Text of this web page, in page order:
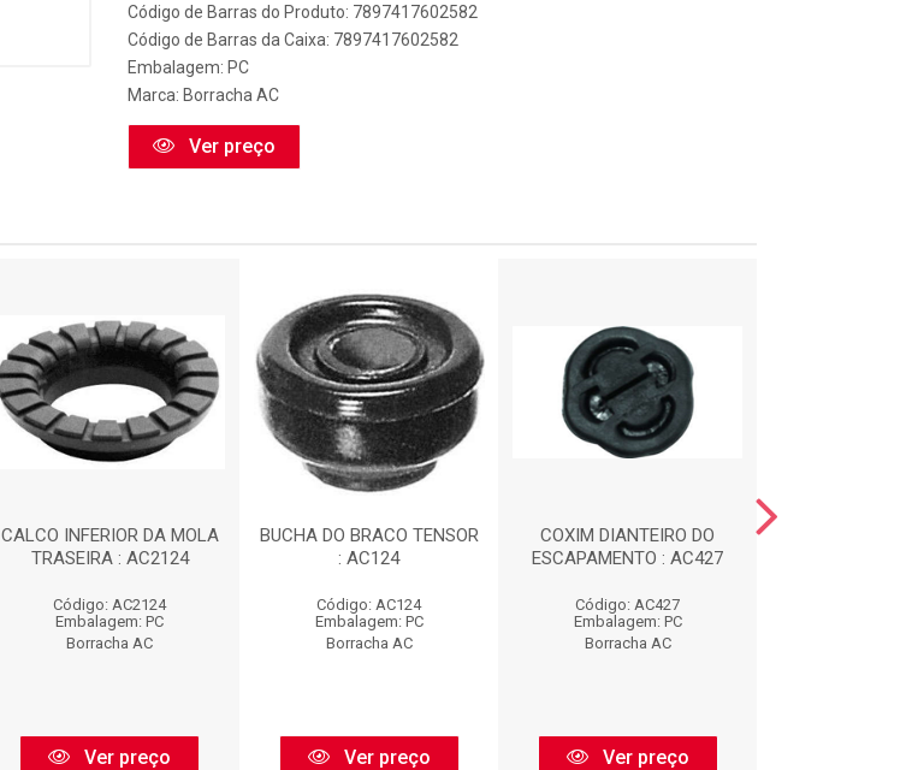
Código de Barras do Produto: 7897417602582
Código de Barras da Caixa: 7897417602582
Embalagem: PC
Marca: Borracha AC
Ver preço
CALCO INFERIOR DA MOLA
TRASEIRA : AC2124
Código: AC2124
Embalagem: PC
Borracha AC
Ver preço
BUCHA DO BRACO TENSOR
: AC124
Código: AC124
Embalagem: PC
Borracha AC
Ver preço
COXIM DIANTEIRO DO
ESCAPAMENTO : AC427
Código: AC427
Embalagem: PC
Borracha AC
Ver preço